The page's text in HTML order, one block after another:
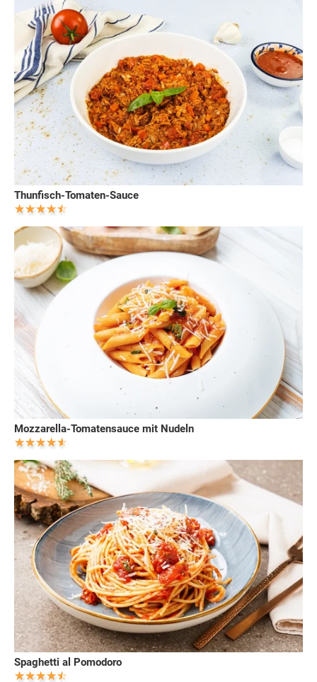
Thunfisch-Tomaten-Sauce
Mozzarella-Tomatensauce mit Nudeln
Spaghetti al Pomodoro